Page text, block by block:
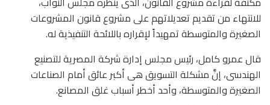
للانتهاء من تقديم تعديلاتهم على مشروع قانون المشروعات
الصغيرة والمتوسطة تمهيداً لإقراره باللائحة التنفيذية له.
قال عمرو كامل، رئيس مجلس إدارة شركة المصرية للتصنيع
الهندسى، إنَّ مشكلة التسويق هى أكبر عائق أمام الصناعات
الصغيرة والمتوسطة، وأحد أخطر أسباب غلق المصانع.